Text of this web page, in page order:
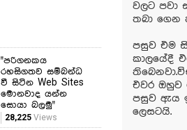
වලට පවා
තබා ගෙන
පසුව එම
කාලයේදී
එවර ඔහුව
පසුව ඇය
ලෙසටයි.
"පරිගනකය
රහසිගතව සම්බන්ධ
වී සිටින Web Sites
මොනවාද යන්න
සොයා බලමු"
28,225 Views